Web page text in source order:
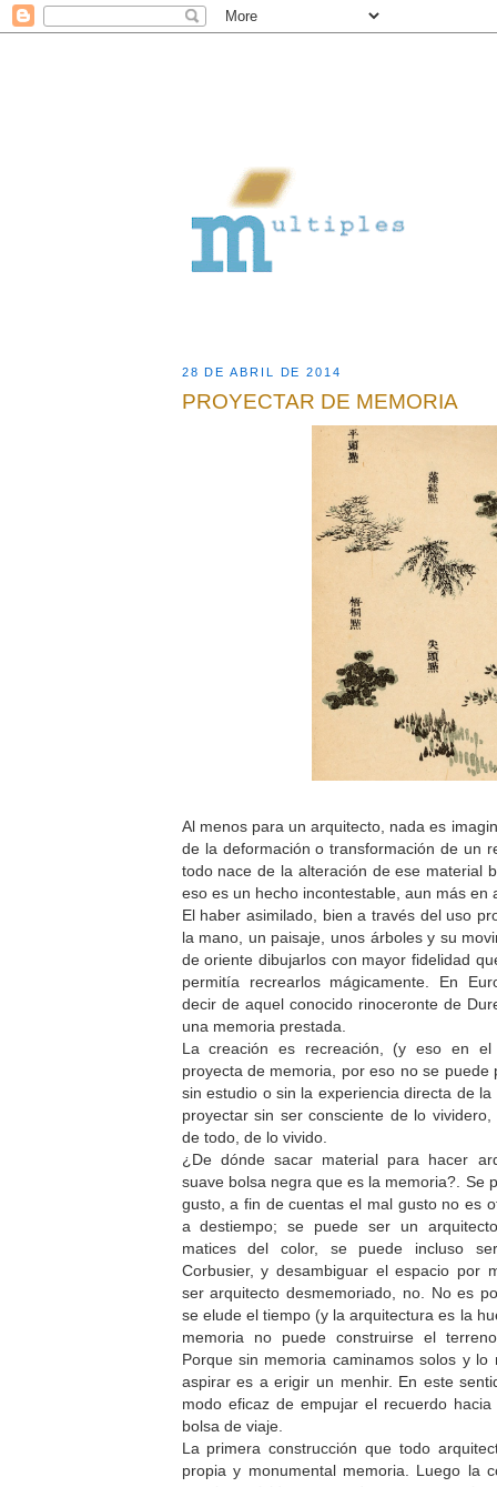
28 DE ABRIL DE 2014
PROYECTAR DE MEMORIA
Al menos para un arquitecto, nada es
de la deformación o transformación de un
todo nace de la alteración de ese material
eso es un hecho incontestable, aun más en
El haber asimilado, bien a través del uso
la mano, un paisaje, unos árboles y su
de oriente dibujarlos con mayor fidelidad
permitía recrearlos mágicamente. En
decir de aquel conocido rinoceronte de
una memoria prestada.
La creación es recreación, (y eso en
proyecta de memoria, por eso no se puede
sin estudio o sin la experiencia directa de
proyectar sin ser consciente de lo
de todo, de lo vivido.
¿De dónde sacar material para hacer
suave bolsa negra que es la memoria?. Se
gusto, a fin de cuentas el mal gusto no es
a destiempo; se puede ser un
matices del color, se puede incluso
Corbusier, y desambiguar el espacio por
ser arquitecto desmemoriado, no. No es
se elude el tiempo (y la arquitectura es la
memoria no puede construirse el
Porque sin memoria caminamos solos y
aspirar es a erigir un menhir. En este
modo eficaz de empujar el recuerdo
bolsa de viaje.
La primera construcción que todo
propia y monumental memoria. Luego la